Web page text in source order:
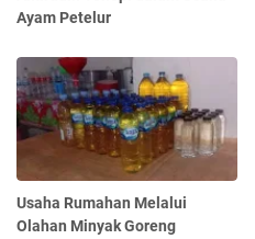
Ayam Petelur
Usaha Rumahan Melalui
Olahan Minyak Goreng